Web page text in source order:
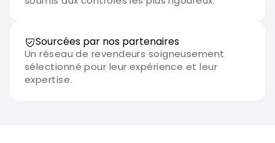
Sourcées par nos partenaires
Un réseau de revendeurs soigneusement
sélectionné pour leur expérience et leur
expertise.